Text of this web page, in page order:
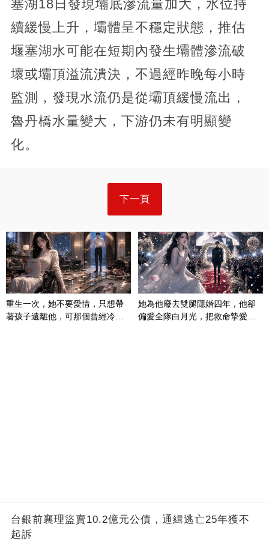
塞湖18日發現壩底滲流量加大，水位持
續緩慢上升，壩體呈不穩定狀態，推估
堰塞湖水可能在短期內發生壩體滲流破
壞或壩頂溢流潰決，不過經昨晚每小時
監測，發現水流仍是從壩頂緩慢流出，
魯丹橋水量變大，下游仍未有明顯變
化。
下一頁
重生一次，她不要愛情，只想帶
著孩子遠離他，可那個曾經冷漠
她為他廢去雙腿隱婚四年，他卻
偏愛全隊白月光，把救命摯愛當
台銀前襄理盜賣10.2億元公債，通緝逃亡25年獲不
起訴